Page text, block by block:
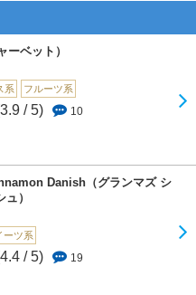
ーベット）
系
フルーツ系
/ 5) 10
Danish（グランマズ シ
）
ーツ系
/ 5) 19